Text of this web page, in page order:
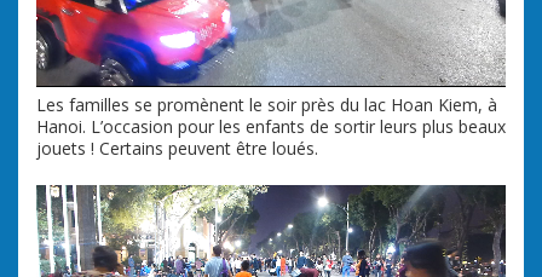
Les familles se promènent le soir près du lac Hoan Kiem, à
Hanoi. L’occasion pour les enfants de sortir leurs plus beaux
jouets ! Certains peuvent être loués.